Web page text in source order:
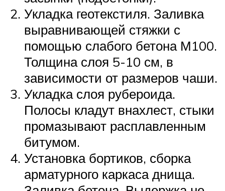
Укладка геотекстиля. Заливка
выравнивающей стяжки с
помощью слабого бетона М100.
Толщина слоя 5-10 см, в
зависимости от размеров чаши.
Укладка слоя рубероида.
Полосы кладут внахлест, стыки
промазывают расплавленным
битумом.
Установка бортиков, сборка
арматурного каркаса днища.